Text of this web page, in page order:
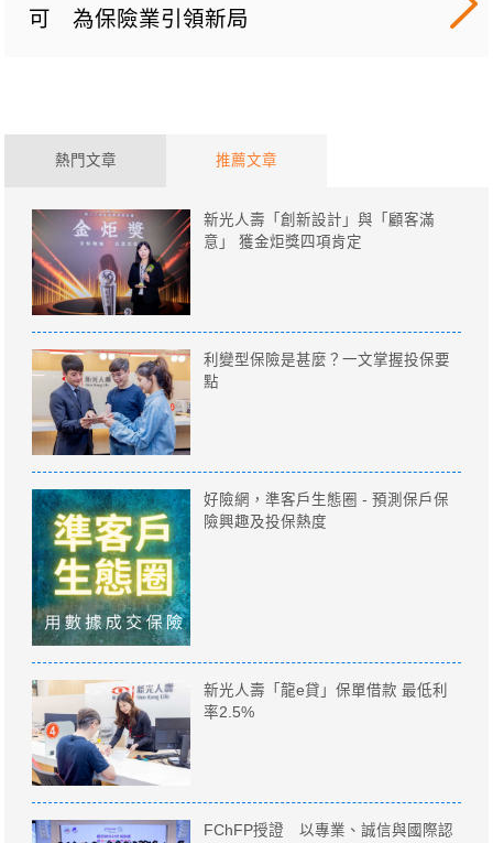
可 為保險業引領新局
熱門文章 推薦文章
新光人壽「創新設計」與「顧客滿
意」 獲金炬獎四項肯定
利變型保險是甚麼？一文掌握投保要
點
好險網，準客戶生態圈 - 預測保戶保
險興趣及投保熱度
新光人壽「龍e貸」保單借款 最低利
率2.5%
FChFP授證 以專業、誠信與國際認